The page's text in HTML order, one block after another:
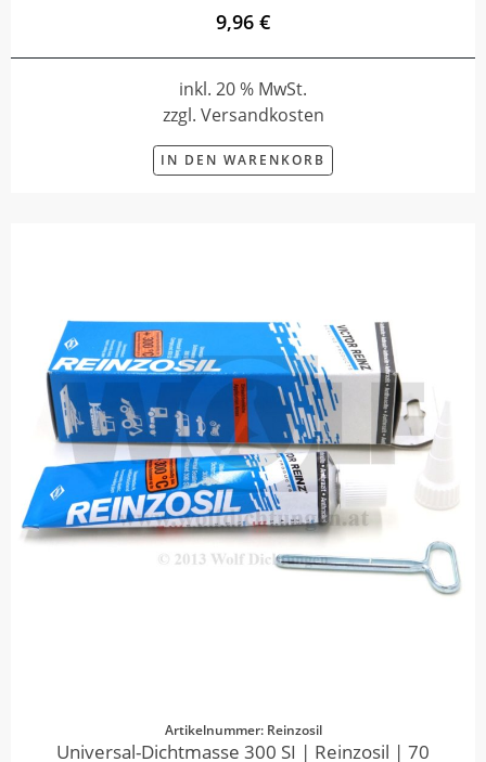
9,96 €
inkl. 20 % MwSt.
zzgl. Versandkosten
IN DEN WARENKORB
Artikelnummer: Reinzosil
Universal-Dichtmasse 300 SI | Reinzosil | 70